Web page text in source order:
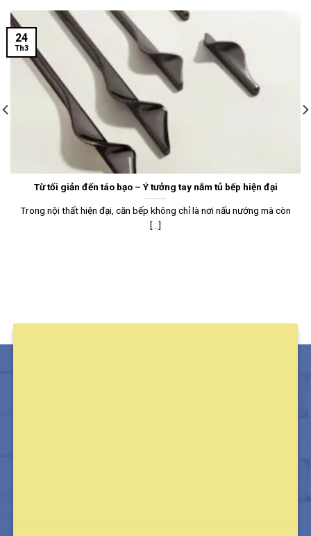
Từ tối giản đến táo bạo – Ý tưởng tay nắm tủ bếp hiện đại
Trong nội thất hiện đại, căn bếp không chỉ là nơi nấu nướng mà còn
[...]
24
Th3